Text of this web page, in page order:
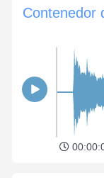
Contenedor